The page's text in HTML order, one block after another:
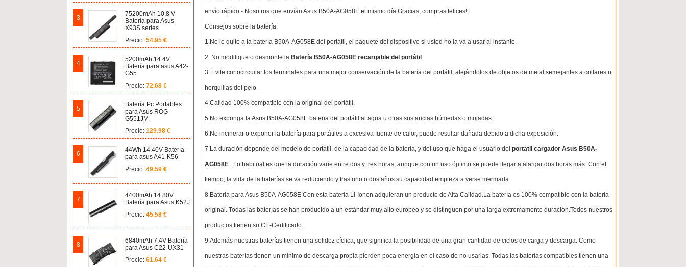
envío rápido - Nosotros que envían Asus B50A-AG058E el mismo día Gracias, compras felices!
Consejos sobre la batería:
1.No le quite a la batería B50A-AG058E del portátil, el paquete del dispositivo si usted no la va a usar al instante.
2. No modifique o desmonte la Batería B50A-AG058E recargable del portátil .
3. Evite cortocircuitar los terminales para una mejor conservación de la batería del portátil, alejándolos de objetos de metal semejantes a collares u
horquillas del pelo.
4.Calidad 100% compatible con la original del portátil.
5.No exponga la Asus B50A-AG058E bateria del portátil al agua u otras sustancias húmedas o mojadas.
6.No incinerar o exponer la batería para portátiles a excesiva fuente de calor, puede resultar dañada debido a dicha exposición.
7.La duración depende del modelo de portatil, de la capacidad de la batería, y del uso que haga el usuario del portatil cargador Asus B50A-
AG058E . Lo habitual es que la duración varíe entre dos y tres horas, aunque con un uso óptimo se puede llegar a alargar dos horas más. Con el
tiempo, la vida de la baterías se va reduciendo y tras uno o dos años su capacidad empieza a verse mermada.
8.Batería para Asus B50A-AG058E Con esta batería Li-Ionen adquieran un producto de Alta Calidad.La batería es 100% compatible con la batería
original. Todas las baterías se han producido a un estándar muy alto europeo y se distinguen por una larga extremamente duración.Todos nuestros
productos tienen su CE-Certificado.
9.Además nuestras baterías tienen una solidez cíclica, que significa la posibilidad de una gran cantidad de ciclos de carga y descarga. Como
nuestras baterías tienen un mínimo de descarga propia pierden poca energía en el caso de no usarlas. Todas las baterías compatibles tienen una
3
75200mAh 10.8 V
Batería para Asus
X93S series
Precio: 54.95 €
4
5200mAh 14.4V
Batería para asus A42-
G55
Precio: 72.68 €
5
Batería Pc Portables
para Asus ROG
G551JM
Precio: 129.98 €
6
44Wh 14.40V Batería
para asus A41-K56
Precio: 49.59 €
7
4400mAh 14.80V
Batería para Asus K52J
Precio: 45.58 €
8
6840mAh 7.4V Batería
para Asus C22-UX31
Precio: 61.64 €